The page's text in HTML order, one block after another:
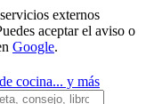
externos
aceptar el aviso o
Google.